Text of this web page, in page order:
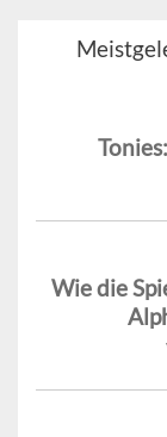
Wie die